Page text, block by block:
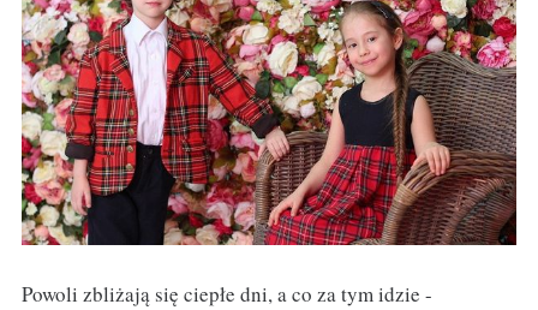
Powoli zbliżają się ciepłe dni, a co za tym idzie -